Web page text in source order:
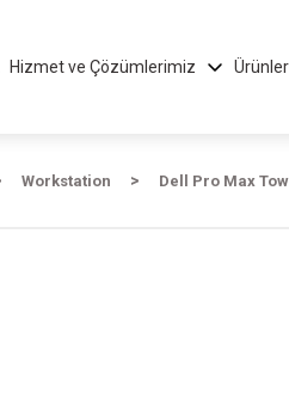
Hizmet ve Çözümlerimiz Ürünler
Workstation Dell Pro Max